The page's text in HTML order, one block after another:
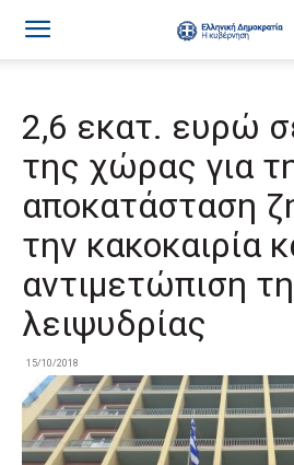
2,6 εκατ. ευρώ
της χώρας για
αποκατάσταση
την κακοκαιρία
αντιμετώπιση
λειψυδρίας
15/10/2018